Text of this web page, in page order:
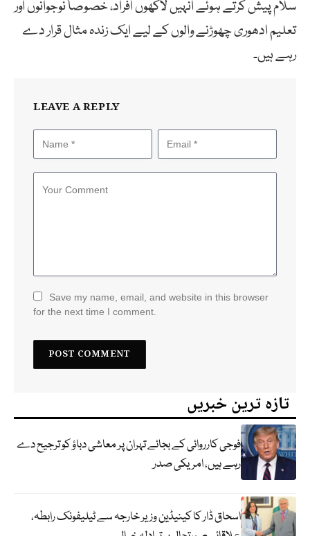
سلام پیش کرتے ہوئے انہیں لاکھوں افراد، خصوصاً نوجوانوں اور
تعلیم ادھوری چھوڑنے والوں کے لیے ایک زندہ مثال قرار دے
رہے ہیں۔
LEAVE A REPLY
Save my name, email, and website in this browser
for the next time I comment.
تازہ ترین خبریں
فوجی کارروائی کے بجائے تہران پر معاشی دباؤ کو ترجیح دے
رہے ہیں، امریکی صدر
اسحاق ڈار کا کینیڈین وزیر خارجہ سے ٹیلیفونک رابطہ،